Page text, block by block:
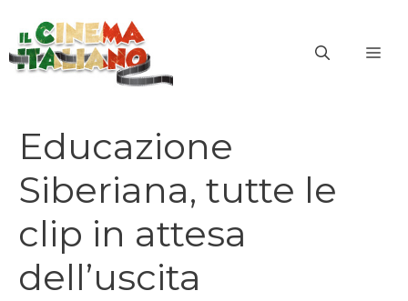
contenuto
Educazione
Siberiana, tutte le
clip in attesa
dell’uscita